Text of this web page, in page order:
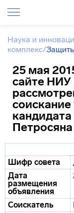
Наука и
комплекс/
25 мая
сайте НИУ
соискание
кандидата
Шифр совета
Дата
размещения
объявления
Соискатель